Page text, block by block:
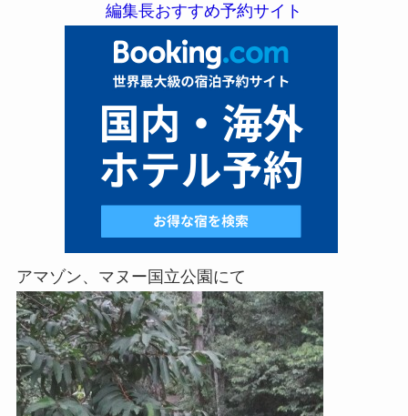
編集長おすすめ予約サイト
アマゾン、マヌー国立公園にて